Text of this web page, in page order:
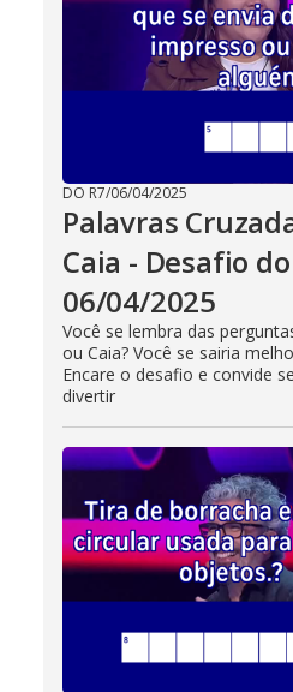
DO R7/06/04/2025
Palavras
Caia - Desafio
06/04/2025
Você se lembra das
ou Caia? Você se sairia
Encare o desafio e convide
divertir